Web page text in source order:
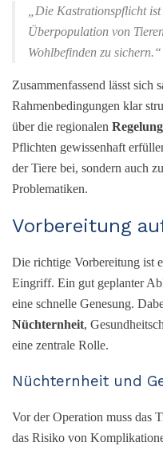
„Die Kastrationspflicht
Überpopulation von
Wohlbefinden zu sichern.“
Zusammenfassend lässt sich
Rahmenbedingungen klar
über die regionalen
Pflichten gewissenhaft
der Tiere bei, sondern auch
Problematiken.
Vorbereitung
Die richtige Vorbereitung ist
Eingriff. Ein gut geplanter
eine schnelle Genesung.
Nüchternheit,
eine zentrale Rolle.
Nüchternheit und
Vor der Operation muss das
das Risiko von